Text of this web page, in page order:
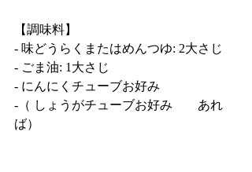
【調味料】
- 味どうらくまたはめんつゆ: 2大さじ
- ごま油: 1大さじ
- にんにくチューブお好み
-（ しょうがチューブお好み　　あれ
ば）